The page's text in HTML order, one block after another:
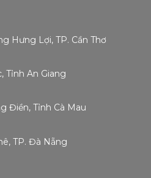
Hưng Lợi, TP. Cần Thơ
Tỉnh An Giang
Điền, Tỉnh Cà Mau
TP. Đà Nẵng